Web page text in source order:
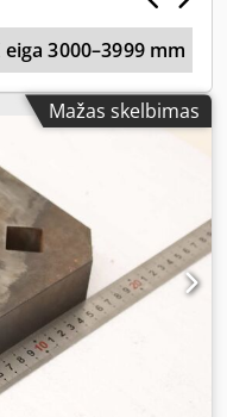
3000–3999 mm
Mažas skelbimas